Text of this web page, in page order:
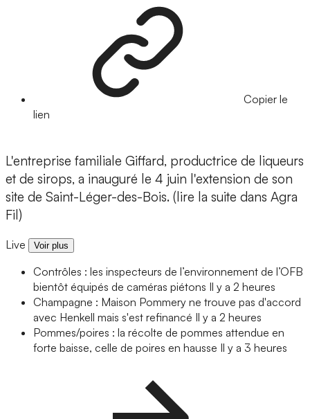
Copier le
lien
L'entreprise familiale Giffard, productrice de liqueurs
et de sirops, a inauguré le 4 juin l'extension de son
site de Saint-Léger-des-Bois. (lire la suite dans Agra
Fil)
Live Voir plus
Contrôles : les inspecteurs de l’environnement de l’OFB
bientôt équipés de caméras piétons Il y a 2 heures
Champagne : Maison Pommery ne trouve pas d'accord
avec Henkell mais s'est refinancé Il y a 2 heures
Pommes/poires : la récolte de pommes attendue en
forte baisse, celle de poires en hausse Il y a 3 heures